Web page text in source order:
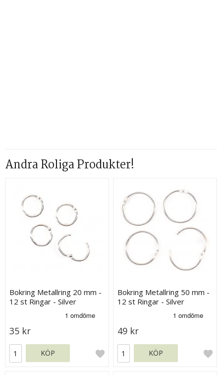
Andra Roliga Produkter!
Bokring Metallring 20 mm -
12 st Ringar - Silver
35 kr
KÖP
Bokring Metallring 50 mm -
12 st Ringar - Silver
49 kr
KÖP